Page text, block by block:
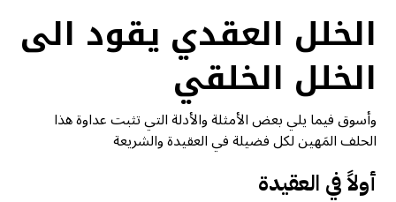
الخلل العقدي يقود الى
الخلل الخلقي
وأسوق فيما يلي بعض الأمثلة والأدلة التي تثبت عداوة هذا
الحلف المَهين لكل فضيلة في العقيدة والشريعة
أولاً في العقيدة